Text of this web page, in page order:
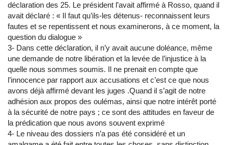
déclaration des 25. Le président l’avait affirmé à Rosso, quand il
avait déclaré : « Il faut qu’ils-les détenus- reconnaissent leurs
fautes et se repentissent et nous examinerons, à ce moment, la
question du dialogue »
3- Dans cette déclaration, il n’y avait aucune doléance, même
une demande de notre libération et la levée de l’injustice à la
quelle nous sommes soumis. Il ne prenait en compte que
l’innocence par rapport aux accusations et c’est ce que nous
avons déjà affirmé devant les juges .Quand il s’agit de notre
adhésion aux propos des oulémas, ainsi que notre intérêt porté
à la sécurité de notre pays ; ce sont des attitudes en faveur de
la prédication que nous avons souvent exprimé
4- Le niveau des dossiers n’a pas été considéré et un